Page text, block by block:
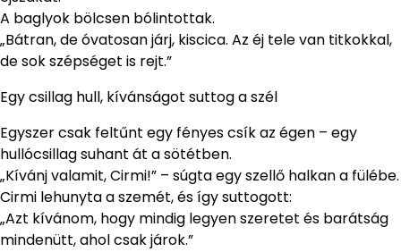
A baglyok bölcsen bólintottak.
„Bátran, de óvatosan járj, kiscica. Az éj tele van titkokkal,
de sok szépséget is rejt.”
Egy csillag hull, kívánságot suttog a szél
Egyszer csak feltűnt egy fényes csík az égen – egy
hullócsillag suhant át a sötétben.
„Kívánj valamit, Cirmi!” – súgta egy szellő halkan a fülébe.
Cirmi lehunyta a szemét, és így suttogott:
„Azt kívánom, hogy mindig legyen szeretet és barátság
mindenütt, ahol csak járok.”